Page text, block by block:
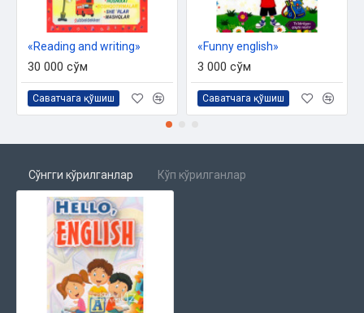
«Reading and writing»
30 000 сўм
Саватчага қўшиш
«Funny english»
3 000 сўм
Саватчага қўшиш
Сўнгги кўрилганлар Кўп кўрилганлар